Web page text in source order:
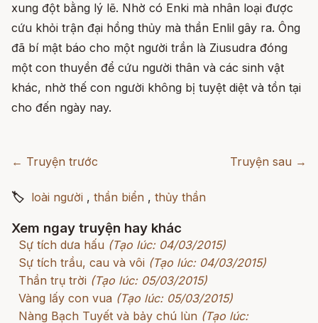
xung đột bằng lý lẽ. Nhờ có Enki mà nhân loại được
cứu khỏi trận đại hồng thủy mà thần Enlil gây ra. Ông
đã bí mật báo cho một người trần là Ziusudra đóng
một con thuyền để cứu người thân và các sinh vật
khác, nhờ thế con người không bị tuyệt diệt và tồn tại
cho đến ngày nay.
← Truyện trước Truyện sau →
🏷 loài người , thần biển , thủy thần
Xem ngay truyện hay khác
Sự tích dưa hấu (Tạo lúc: 04/03/2015)
Sự tích trầu, cau và vôi (Tạo lúc: 04/03/2015)
Thần trụ trời (Tạo lúc: 05/03/2015)
Vàng lấy con vua (Tạo lúc: 05/03/2015)
Nàng Bạch Tuyết và bảy chú lùn (Tạo lúc: